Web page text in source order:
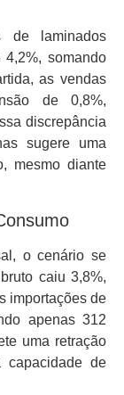
de laminados
4,2%, somando
as vendas
de 0,8%,
discrepância
sugere uma
mesmo diante
o cenário se
caiu 3,8%,
importações de
apenas 312
uma retração
capacidade de